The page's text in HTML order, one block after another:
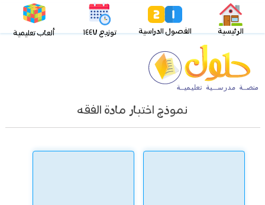
الرئيسية الفصول الدراسية توزيع ١٤٤٧ ألعاب تعليمية
نموذج اختبار مادة الفقه